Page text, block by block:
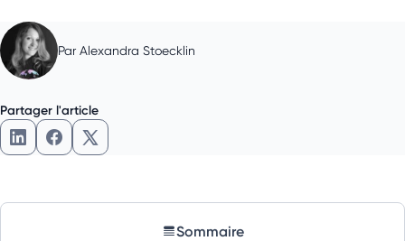
Par Alexandra Stoecklin
Partager l'article
Partager l'article sur LinkedIn
Partager l'article sur Facebook
Partager l'article sur X
Sommaire